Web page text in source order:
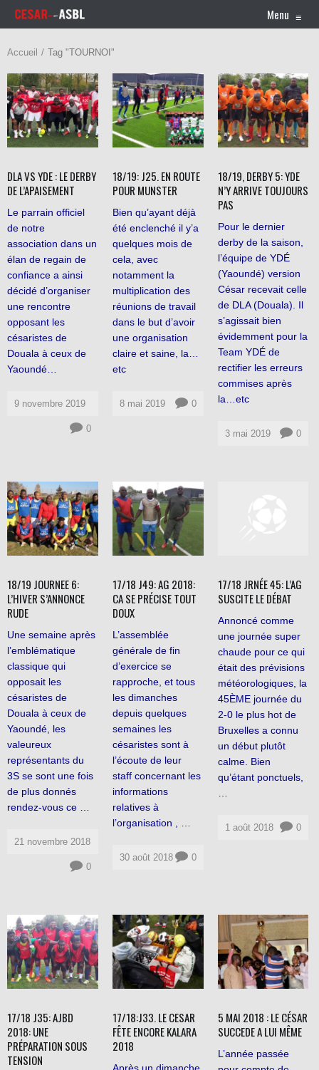
Menu ≡
Accueil Tag "TOURNOI"
DLA VS YDE : LE DERBY
DE L’APAISEMENT
Le parrain officiel
de notre
association dans un
élan de regain de
confiance a ainsi
décidé d’organiser
une rencontre
opposant les
césaristes de
Douala à ceux de
Yaoundé…
9 novembre 2019
0
18/19: J25. EN ROUTE
POUR MUNSTER
Bien qu’ayant déjà
été enclenché il y’a
quelques mois de
cela, avec
notamment la
multiplication des
réunions de travail
dans le but d’avoir
une organisation
claire et saine, la…
etc
8 mai 2019 0
18/19, DERBY 5: YDE
N’Y ARRIVE TOUJOURS
PAS
Pour le dernier
derby de la saison,
l’équipe de YDÉ
(Yaoundé) version
César recevait celle
de DLA (Douala). Il
s’agissait bien
évidemment pour la
Team YDÉ de
rectifier les erreurs
commises après
la…etc
3 mai 2019 0
18/19 JOURNEE 6:
L’HIVER S’ANNONCE
RUDE
Une semaine après
l’emblématique
classique qui
opposait les
césaristes de
Douala à ceux de
Yaoundé, les
valeureux
représentants du
3S se sont une fois
de plus donnés
rendez-vous ce …
21 novembre 2018
0
17/18 J49: AG 2018:
CA SE PRÉCISE TOUT
DOUX
L’assemblée
générale de fin
d’exercice se
rapproche, et tous
les dimanches
depuis quelques
semaines les
césaristes sont à
l’écoute de leur
staff concernant les
informations
relatives à
l’organisation , …
30 août 2018 0
17/18 JRNÉE 45: L’AG
SUSCITE LE DÉBAT
Annoncé comme
une journée super
chaude pour ce qui
était des prévisions
météorologiques, la
45ÈME journée du
2-0 le plus hot de
Bruxelles a connu
un début plutôt
calme. Bien
qu’étant ponctuels,
…
1 août 2018 0
17/18 J35: AJBD
2018: UNE
PRÉPARATION SOUS
TENSION
17/18:J33. LE CESAR
FÊTE ENCORE KALARA
2018
5 MAI 2018 : LE CÉSAR
SUCCEDE A LUI MÊME
L’année passée